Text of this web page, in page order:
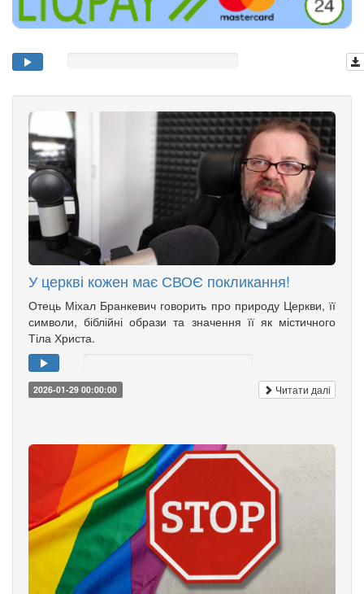
У церкві кожен має СВОЄ покликання!
Отець Міхал Бранкевич говорить про природу Церкви, її
символи, біблійні образи та значення її як містичного
Тіла Христа.
2026-01-29 00:00:00 Читати далі